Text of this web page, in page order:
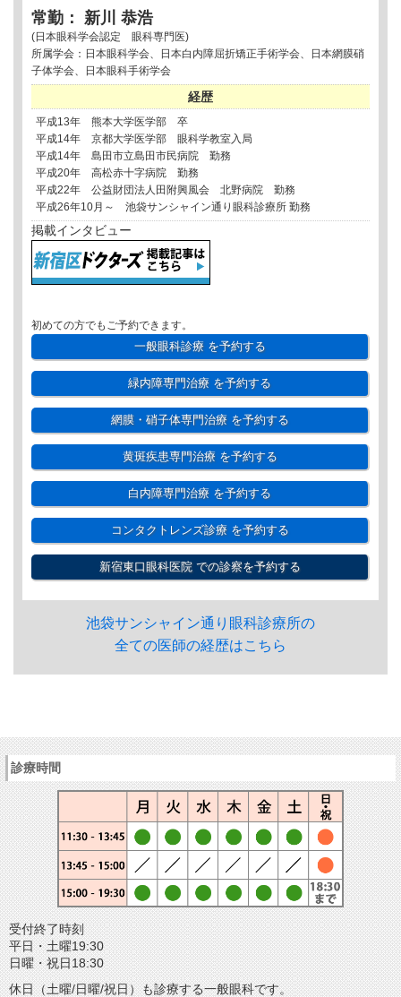
常勤： 新川 恭浩
(日本眼科学会認定 眼科専門医)
所属学会：日本眼科学会、日本白内障屈折矯正手術学会、日本網膜硝
子体学会、日本眼科手術学会
経歴
平成13年 熊本大学医学部 卒
平成14年 京都大学医学部 眼科学教室入局
平成14年 島田市立島田市民病院 勤務
平成20年 高松赤十字病院 勤務
平成22年 公益財団法人田附興風会 北野病院 勤務
平成26年10月～ 池袋サンシャイン通り眼科診療所 勤務
掲載インタビュー
初めての方でもご予約できます。
一般眼科診療を予約する
緑内障専門治療 を予約する
網膜・硝子体専門治療を予約する
黄斑疾患専門治療を予約する
白内障専門治療 を予約する
コンタクトレンズ診療を予約する
新宿東口眼科医院での診察を予約する
池袋サンシャイン通り眼科診療所の
全ての医師の経歴はこちら
診療時間
受付終了時刻
平日・土曜19:30
日曜・祝日18:30
休日（土曜/日曜/祝日）も診療する一般眼科です。